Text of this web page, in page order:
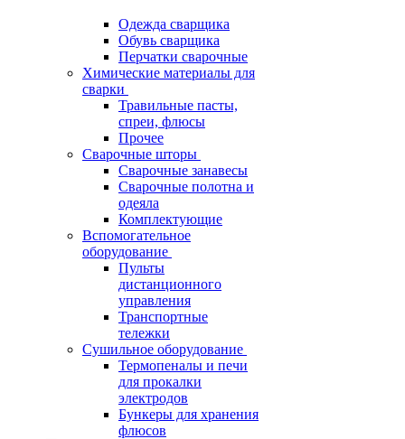
Одежда сварщика
Обувь сварщика
Перчатки сварочные
Химические материалы для
сварки
Травильные пасты,
спреи, флюсы
Прочее
Сварочные шторы
Сварочные занавесы
Сварочные полотна и
одеяла
Комплектующие
Вспомогательное
оборудование
Пульты
дистанционного
управления
Транспортные
тележки
Сушильное оборудование
Термопеналы и печи
для прокалки
электродов
Бункеры для хранения
флюсов